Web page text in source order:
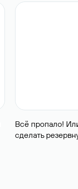
Всё пропало!